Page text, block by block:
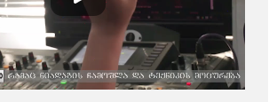
წალენჯიხის მუნიციპალიტეტში
მდინარეში ახალგაზრდა მამაკაცს
ეძებენ